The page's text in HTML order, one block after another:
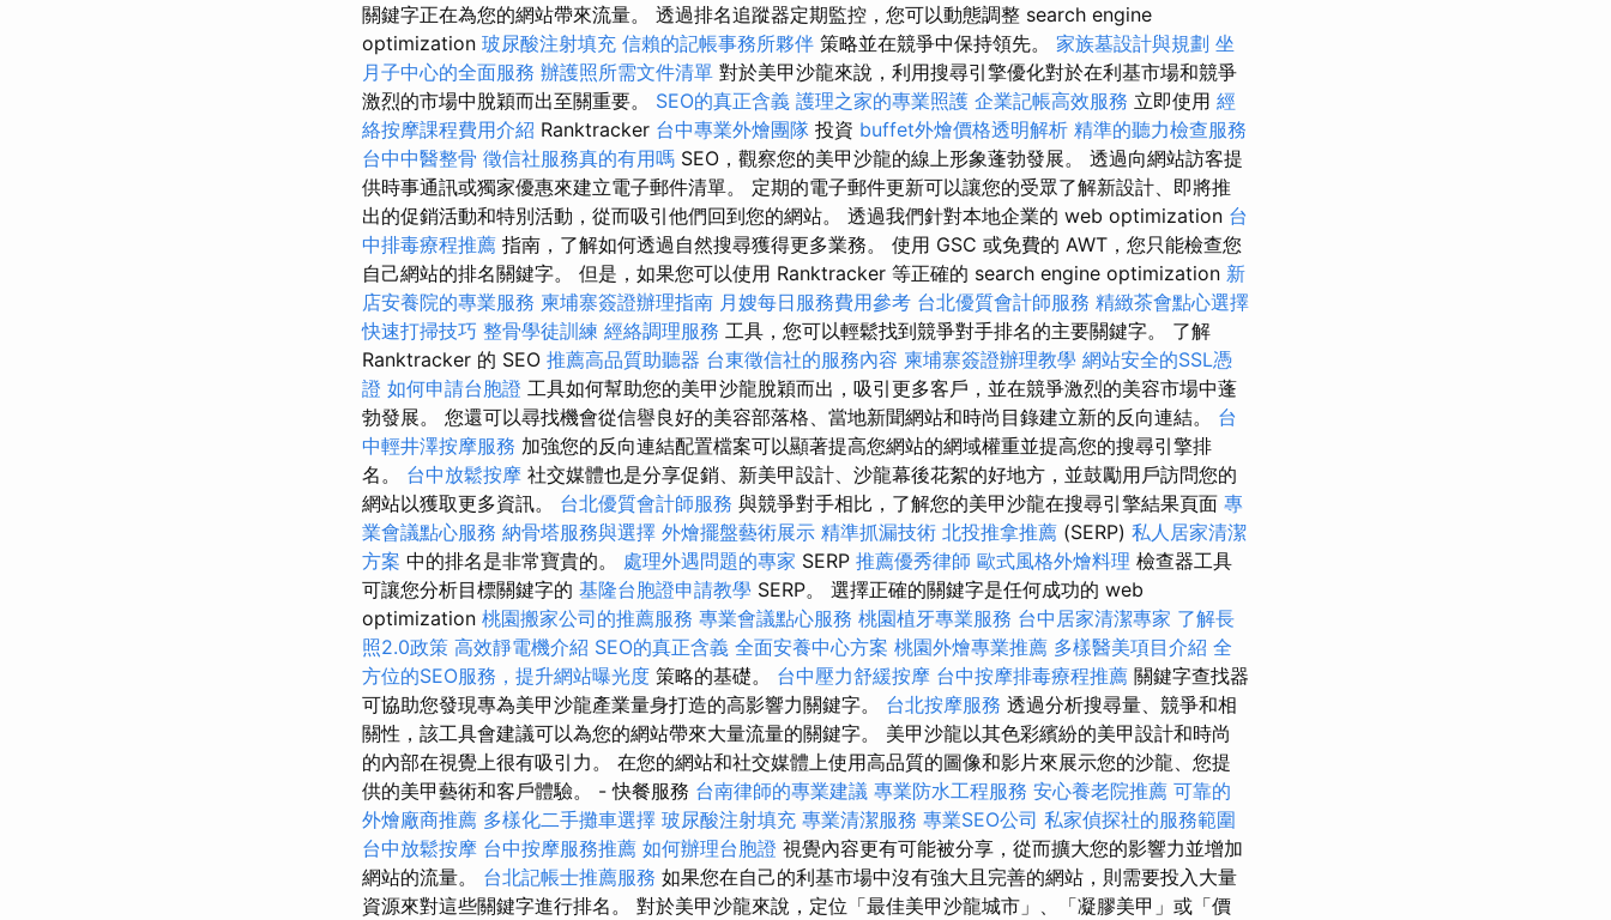
關鍵字正在為您的網站帶來流量。 透過排名追蹤器定期監控，您可以動態調整 search engine
optimization 玻尿酸注射填充 信賴的記帳事務所夥伴 策略並在競爭中保持領先。 家族墓設計與規劃 坐
月子中心的全面服務 辦護照所需文件清單 對於美甲沙龍來說，利用搜尋引擎優化對於在利基市場和競爭
激烈的市場中脫穎而出至關重要。 SEO的真正含義 護理之家的專業照護 企業記帳高效服務 立即使用 經
絡按摩課程費用介紹 Ranktracker 台中專業外燴團隊 投資 buffet外燴價格透明解析 精準的聽力檢查服務
台中中醫整骨 徵信社服務真的有用嗎 SEO，觀察您的美甲沙龍的線上形象蓬勃發展。 透過向網站訪客提
供時事通訊或獨家優惠來建立電子郵件清單。 定期的電子郵件更新可以讓您的受眾了解新設計、即將推
出的促銷活動和特別活動，從而吸引他們回到您的網站。 透過我們針對本地企業的 web optimization 台
中排毒療程推薦 指南，了解如何透過自然搜尋獲得更多業務。 使用 GSC 或免費的 AWT，您只能檢查您
自己網站的排名關鍵字。 但是，如果您可以使用 Ranktracker 等正確的 search engine optimization 新
店安養院的專業服務 柬埔寨簽證辦理指南 月嫂每日服務費用參考 台北優質會計師服務 精緻茶會點心選擇
快速打掃技巧 整骨學徒訓練 經絡調理服務 工具，您可以輕鬆找到競爭對手排名的主要關鍵字。 了解
Ranktracker 的 SEO 推薦高品質助聽器 台東徵信社的服務內容 柬埔寨簽證辦理教學 網站安全的SSL憑
證 如何申請台胞證 工具如何幫助您的美甲沙龍脫穎而出，吸引更多客戶，並在競爭激烈的美容市場中蓬
勃發展。 您還可以尋找機會從信譽良好的美容部落格、當地新聞網站和時尚目錄建立新的反向連結。 台
中輕井澤按摩服務 加強您的反向連結配置檔案可以顯著提高您網站的網域權重並提高您的搜尋引擎排
名。 台中放鬆按摩 社交媒體也是分享促銷、新美甲設計、沙龍幕後花絮的好地方，並鼓勵用戶訪問您的
網站以獲取更多資訊。 台北優質會計師服務 與競爭對手相比，了解您的美甲沙龍在搜尋引擎結果頁面 專
業會議點心服務 納骨塔服務與選擇 外燴擺盤藝術展示 精準抓漏技術 北投推拿推薦 (SERP) 私人居家清潔
方案 中的排名是非常寶貴的。 處理外遇問題的專家 SERP 推薦優秀律師 歐式風格外燴料理 檢查器工具
可讓您分析目標關鍵字的 基隆台胞證申請教學 SERP。 選擇正確的關鍵字是任何成功的 web
optimization 桃園搬家公司的推薦服務 專業會議點心服務 桃園植牙專業服務 台中居家清潔專家 了解長
照2.0政策 高效靜電機介紹 SEO的真正含義 全面安養中心方案 桃園外燴專業推薦 多樣醫美項目介紹 全
方位的SEO服務，提升網站曝光度 策略的基礎。 台中壓力舒緩按摩 台中按摩排毒療程推薦 關鍵字查找器
可協助您發現專為美甲沙龍產業量身打造的高影響力關鍵字。 台北按摩服務 透過分析搜尋量、競爭和相
關性，該工具會建議可以為您的網站帶來大量流量的關鍵字。 美甲沙龍以其色彩繽紛的美甲設計和時尚
的內部在視覺上很有吸引力。 在您的網站和社交媒體上使用高品質的圖像和影片來展示您的沙龍、您提
供的美甲藝術和客戶體驗。 - 快餐服務 台南律師的專業建議 專業防水工程服務 安心養老院推薦 可靠的
外燴廠商推薦 多樣化二手攤車選擇 玻尿酸注射填充 專業清潔服務 專業SEO公司 私家偵探社的服務範圍
台中放鬆按摩 台中按摩服務推薦 如何辦理台胞證 視覺內容更有可能被分享，從而擴大您的影響力並增加
網站的流量。 台北記帳士推薦服務 如果您在自己的利基市場中沒有強大且完善的網站，則需要投入大量
資源來對這些關鍵字進行排名。 對於美甲沙龍來說，定位「最佳美甲沙龍城市」、「凝膠美甲」或「價